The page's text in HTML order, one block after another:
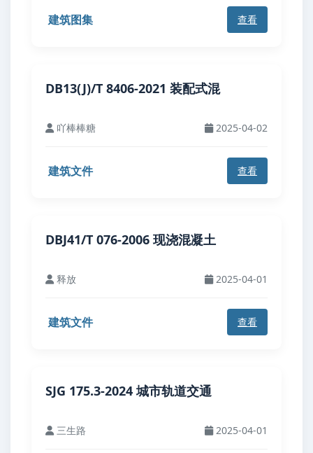
建筑图集 查看
DB13(J)/T 8406-2021 装配式混
吖棒棒糖 2025-04-02
建筑文件 查看
DBJ41/T 076-2006 现浇混凝土
释放 2025-04-01
建筑文件 查看
SJG 175.3-2024 城市轨道交通
三生路 2025-04-01